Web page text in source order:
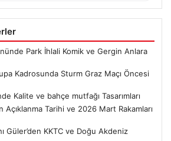
Park İhlali Komik ve Gergin Anlara
Kadrosunda Sturm Graz Maçı Öncesi
Kalite ve bahçe mutfağı Tasarımları
Tarihi ve 2026 Mart Rakamları
Güler’den KKTC ve Doğu Akdeniz